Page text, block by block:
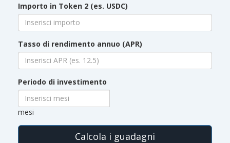
Importo in Token 2 (es. USDC)
Tasso di rendimento annuo (APR)
Periodo di investimento
mesi
Calcola i guadagni